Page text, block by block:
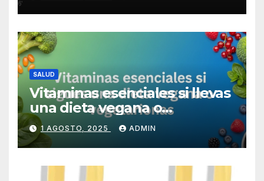
SALUD
Vitaminas esenciales si llevas
una dieta vegana o
vegetariana
1 AGOSTO, 2025 ADMIN